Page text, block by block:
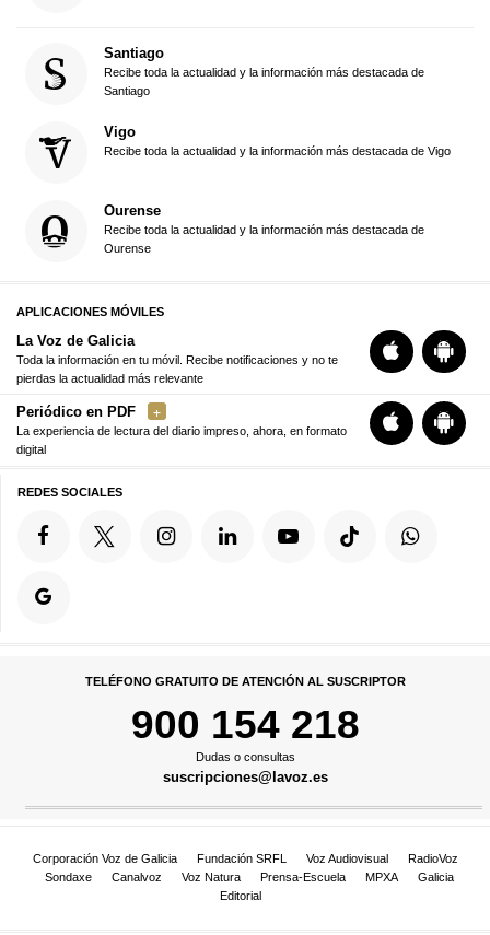
Santiago
Recibe toda la actualidad y la información más destacada de
Santiago
Vigo
Recibe toda la actualidad y la información más destacada de Vigo
Ourense
Recibe toda la actualidad y la información más destacada de
Ourense
APLICACIONES MÓVILES
La Voz de Galicia
Toda la información en tu móvil. Recibe notificaciones y no te
pierdas la actualidad más relevante
Periódico en PDF
La experiencia de lectura del diario impreso, ahora, en formato
digital
REDES SOCIALES
TELÉFONO GRATUITO DE ATENCIÓN AL SUSCRIPTOR
900 154 218
Dudas o consultas
suscripciones@lavoz.es
Corporación Voz de Galicia Fundación SRFL Voz Audiovisual
RadioVoz
Sondaxe
Canalvoz Voz Natura Prensa-Escuela MPXA
Galicia
Editorial